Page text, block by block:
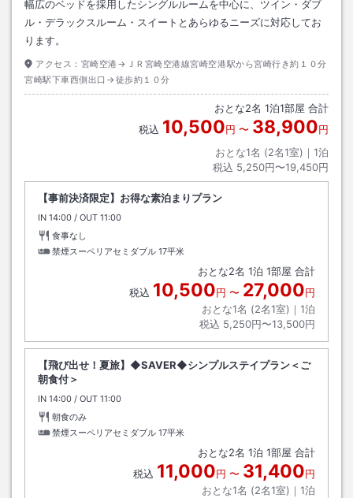
幅広のベッドを採用したシングルルームを中心に、ツイン・ダブ
ル・デラックスルーム・スイートとあらゆるニーズに対応してお
ります。
アクセス： 宮崎空港→ＪＲ宮崎空港線宮崎空港駅から宮崎行き約１０分
宮崎駅下車西側出口→徒歩約１０分
おとな2名 1泊1部屋 合計
税込 10,500円 〜 38,900円
おとな1名 (2名1室)｜ 1泊
税込 5,250円〜19,450円
【事前決済限定】お得な素泊まりプラン
IN チェックイン
14:00 / OUT チェックアウト
11:00
食事なし
禁煙スーペリアセミダブル 17平米
おとな2名 1泊 1部屋 合計
税込 10,500円 〜 27,000円
おとな1名 (2名1室)｜ 1泊
税込 5,250円〜13,500円
【飛び出せ！夏旅】◆SAVER◆シンプルステイプラン＜ご
朝食付＞
IN チェックイン
14:00 / OUT チェックアウト
11:00
朝食のみ
禁煙スーペリアセミダブル 17平米
おとな2名 1泊 1部屋 合計
税込 11,000円 〜 31,400円
おとな1名 (2名1室)｜ 1泊